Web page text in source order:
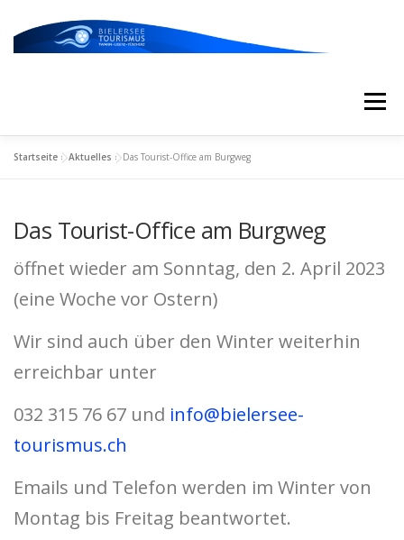
Menü
ERLEBNISSE & ATTRAKTIONEN
ESSEN/TRINKEN/SCHLAFEN
ÜBER UNS
Startseite »Aktuelles »Das Tourist-Office am Burgweg
Das Tourist-Office am Burgweg
öffnet wieder am Sonntag, den 2. April 2023
(eine Woche vor Ostern)
Wir sind auch über den Winter weiterhin
erreichbar unter
032 315 76 67 und info@bielersee-
tourismus.ch
Emails und Telefon werden im Winter von
Montag bis Freitag beantwortet.